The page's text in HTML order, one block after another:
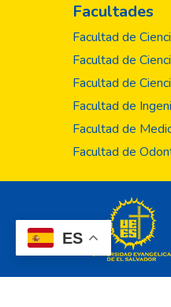
ES
Facultades
Facultad de
Facultad de
Facultad de
Facultad de
Facultad de
Facultad de